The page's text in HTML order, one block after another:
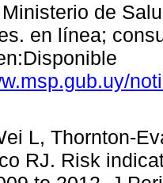
de
en línea;
L, Thornton-
RJ. Risk